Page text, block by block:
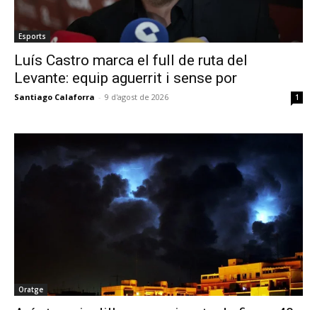
Esports
Luís Castro marca el full de ruta del
Levante: equip aguerrit i sense por
Santiago Calaforra - 9 d'agost de 2026 1
Oratge